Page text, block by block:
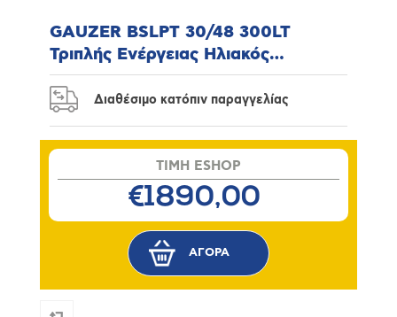
GAUZER BSLPT 30/48 300LT
Τριπλής Ενέργειας Ηλιακός
Θερμοσίφωνας
Διαθέσιμο κατόπιν παραγγελίας
TIMH ESHOP
€1890,00